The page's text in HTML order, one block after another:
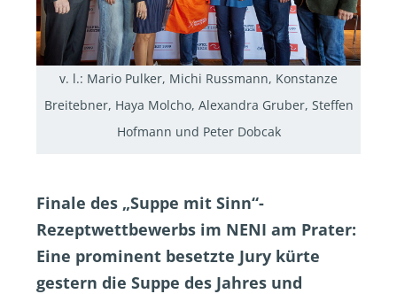
v. l.: Mario Pulker, Michi Russmann, Konstanze
Breitebner, Haya Molcho, Alexandra Gruber, Steffen
Hofmann und Peter Dobcak
Finale des „Suppe mit Sinn“-
Rezeptwettbewerbs im NENI am Prater:
Eine prominent besetzte Jury kürte
gestern die Suppe des Jahres und